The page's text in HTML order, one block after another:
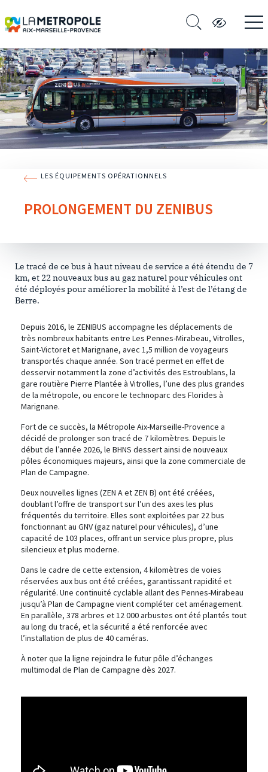
LES ÉQUIPEMENTS OPÉRATIONNELS
PROLONGEMENT DU ZENIBUS
Le tracé de ce bus à haut niveau de service a été étendu de 7
km, et 22 nouveaux bus au gaz naturel pour véhicules ont
été déployés pour améliorer la mobilité à l’est de l’étang de
Berre.
Depuis 2016, le ZENIBUS accompagne les déplacements de
très nombreux habitants entre Les Pennes-Mirabeau, Vitrolles,
Saint-Victoret et Marignane, avec 1,5 million de voyageurs
transportés chaque année. Son tracé permet en effet de
desservir notamment la zone d’activités des Estroublans, la
gare routière Pierre Plantée à Vitrolles, l’une des plus grandes
de la métropole, ou encore le technoparc des Florides à
Marignane.
Fort de ce succès, la Métropole Aix-Marseille-Provence a
décidé de prolonger son tracé de 7 kilomètres. Depuis le
début de l’année 2026, le BHNS dessert ainsi de nouveaux
pôles économiques majeurs, ainsi que la zone commerciale de
Plan de Campagne.
Deux nouvelles lignes (ZEN A et ZEN B) ont été créées,
doublant l’offre de transport sur l’un des axes les plus
fréquentés du territoire. Elles sont exploitées par 22 bus
fonctionnant au GNV (gaz naturel pour véhicules), d’une
capacité de 103 places, offrant un service plus propre, plus
silencieux et plus moderne.
Dans le cadre de cette extension, 4 kilomètres de voies
réservées aux bus ont été créées, garantissant rapidité et
régularité. Une continuité cyclable allant des Pennes-Mirabeau
jusqu’à Plan de Campagne vient compléter cet aménagement.
En parallèle, 378 arbres et 12 000 arbustes ont été plantés tout
au long du tracé, et la sécurité a été renforcée avec
l’installation de plus de 40 caméras.
À noter que la ligne rejoindra le futur pôle d’échanges
multimodal de Plan de Campagne dès 2027.